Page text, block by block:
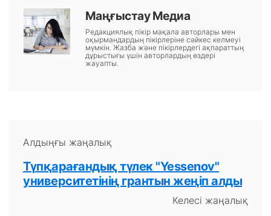
Маңғыстау Медиа
Редакциялық пікір мақала авторлары мен
оқырмандардың пікірлеріне сәйкес келмеуі
мүмкін. Жазба және пікірлердегі ақпараттың
дұрыстығы үшін авторлардың өздері
жауапты.
Алдыңғы жаңалық
Түпқарағандық түлек "Yessenov"
университетінің грантын жеңіп алды
Келесі жаңалық